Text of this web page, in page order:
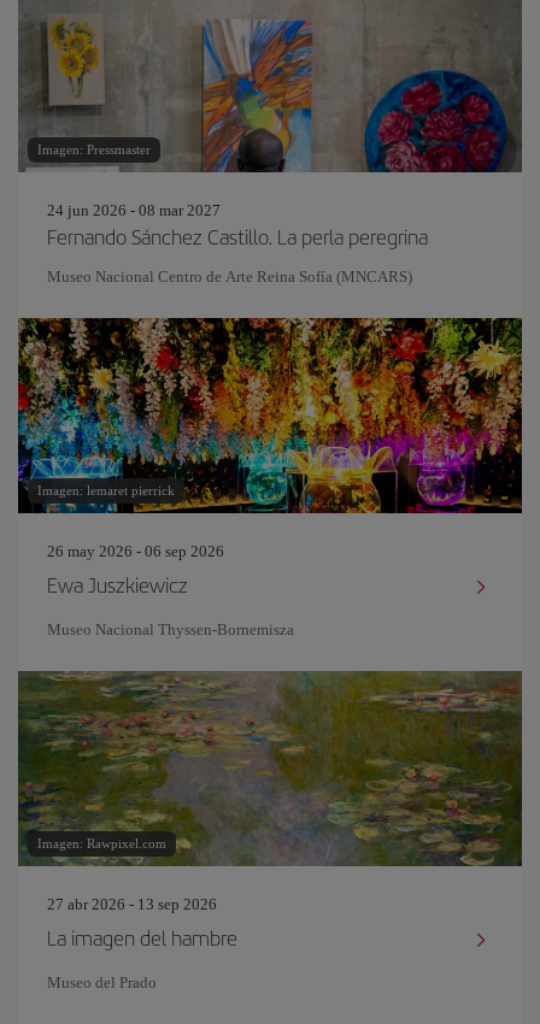
Imagen: Pressmaster
24 jun 2026 - 08 mar 2027
Fernando Sánchez Castillo. La perla peregrina
Museo Nacional Centro de Arte Reina Sofía (MNCARS)
Imagen: lemaret pierrick
26 may 2026 - 06 sep 2026
Ewa Juszkiewicz
Museo Nacional Thyssen-Bornemisza
Imagen: Rawpixel.com
27 abr 2026 - 13 sep 2026
La imagen del hambre
Museo del Prado